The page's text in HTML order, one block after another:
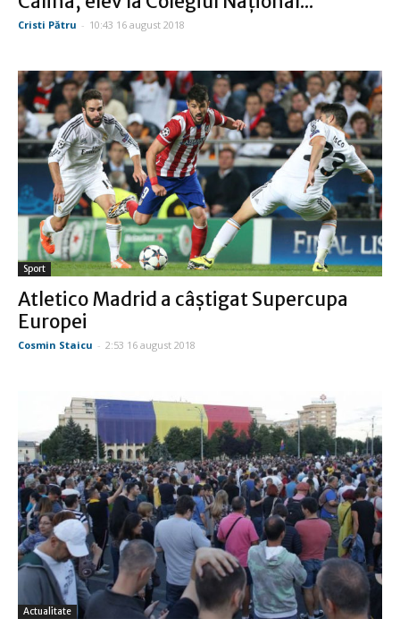
Cristi Pătru - 10:43 16 august 2018
Sport
Atletico Madrid a câştigat Supercupa
Europei
Cosmin Staicu - 2:53 16 august 2018
Actualitate